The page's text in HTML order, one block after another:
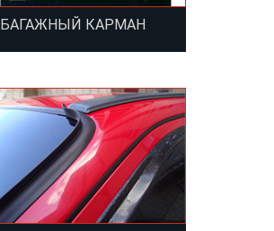
БАГАЖНЫЙ КАРМАН